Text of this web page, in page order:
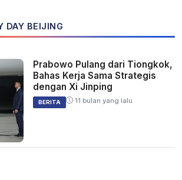
DAY BEIJING
Prabowo Pulang dari Tiongkok,
Bahas Kerja Sama Strategis
dengan Xi Jinping
BERITA 11 bulan yang lalu